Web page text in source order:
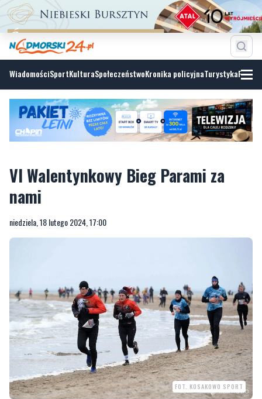
WiadomościSportKulturaSpołeczeństwoKronika policyjnaTurystyka
VI Walentynkowy Bieg Parami za
niedziela, 18 lutego 2024, 17:00
FOT. KOSAKOWO SPORT
Walentynkowy Bieg Parami w Rewie za nami. W szóstej edycji
imprezy wzięło udział prawie 100 par, czyli około 200 osób. W